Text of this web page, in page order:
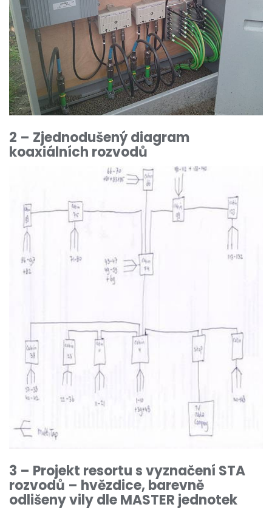
2 – Zjednodušený diagram
koaxiálních rozvodů
3 – Projekt resortu s vyznačení STA
rozvodů – hvězdice, barevně
odlišeny vily dle MASTER jednotek